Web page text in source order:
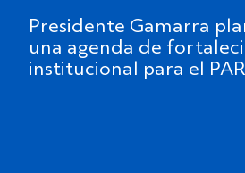
Presidente Gamarra
una agenda de
institucional para el